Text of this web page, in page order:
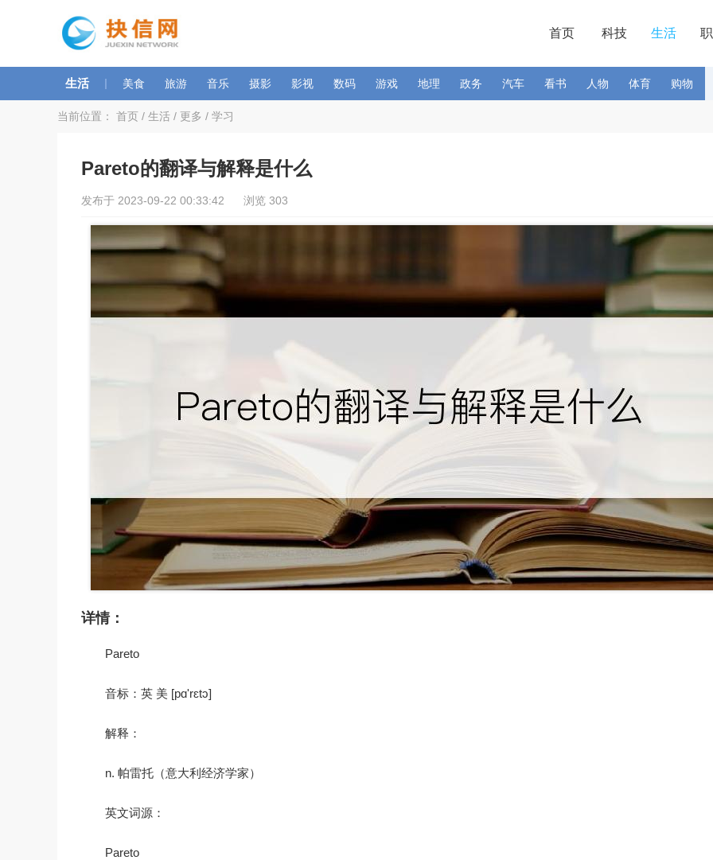
首页 科技 生活
生活 | 美食 旅游 音乐 摄影 影视 数码 游戏 地理 政务 汽车 看书 人物 体育 购物
当前位置： 首页 / 生活 / 更多 / 学习
Pareto的翻译与解释是什么
发布于 2023-09-22 00:33:42 浏览 303
详情：
Pareto
音标：英 美 [pɑ'rɛtɔ]
解释：
n. 帕雷托（意大利经济学家）
英文词源：
Pareto